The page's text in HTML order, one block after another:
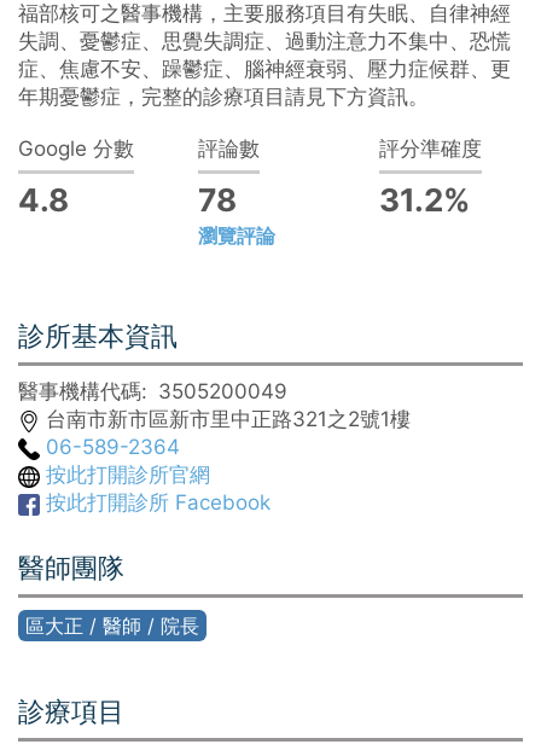
福部核可之醫事機構，主要服務項目有失眠、自律神經
失調、憂鬱症、思覺失調症、過動注意力不集中、恐慌
症、焦慮不安、躁鬱症、腦神經衰弱、壓力症候群、更
年期憂鬱症，完整的診療項目請見下方資訊。
Google 分數
4.8
評論數
78
瀏覽評論
評分準確度
31.2%
診所基本資訊
醫事機構代碼
3505200049
台南市新市區新市里中正路321之2號1樓
06-589-2364
按此打開診所官網
按此打開診所 Facebook
醫師團隊
區大正 / 醫師 / 院長
診療項目